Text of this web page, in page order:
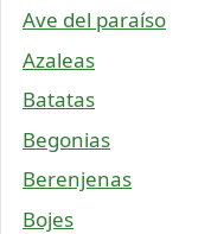
Ave del paraíso
Azaleas
Batatas
Begonias
Berenjenas
Bojes